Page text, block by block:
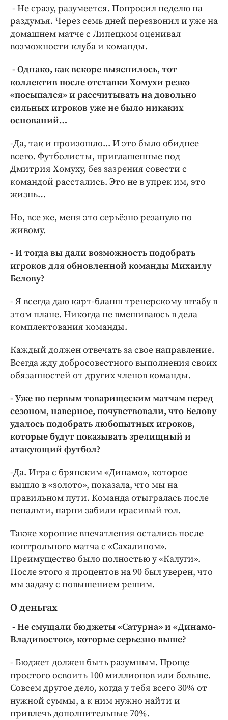
- Не сразу, разумеется. Попросил неделю на
раздумья. Через семь дней перезвонил и уже на
домашнем матче с Липецком оценивал
возможности клуба и команды.
- Однако, как вскоре выяснилось, тот
коллектив после отставки Хомухи резко
«посыпался» и рассчитывать на довольно
сильных игроков уже не было никаких
оснований…
-Да, так и произошло... И это было обиднее
всего. Футболисты, приглашенные под
Дмитрия Хомуху, без зазрения совести с
командой расстались. Это не в упрек им, это
жизнь…
Но, все же, меня это серьёзно резануло по
живому.
- И тогда вы дали возможность подобрать
игроков для обновленной команды Михаилу
Белову?
- Я всегда даю карт-бланш тренерскому штабу в
этом плане. Никогда не вмешиваюсь в дела
комплектования команды.
Каждый должен отвечать за свое направление.
Всегда жду добросовестного выполнения своих
обязанностей от других членов команды.
- Уже по первым товарищеским матчам перед
сезоном, наверное, почувствовали, что Белову
удалось подобрать любопытных игроков,
которые будут показывать зрелищный и
атакующий футбол?
-Да. Игра с брянским «Динамо», которое
вышло в «золото», показала, что мы на
правильном пути. Команда отыгралась после
пенальти, парни забили красивый гол.
Также хорошие впечатления остались после
контрольного матча с «Сахалином».
Преимущество было полностью у «Калуги».
После этого я процентов на 90 был уверен, что
мы задачу с повышением решим.
О деньгах
- Не смущали бюджеты «Сатурна» и «Динамо-
Владивосток», которые серьезно выше?
- Бюджет должен быть разумным. Проще
простого освоить 100 миллионов или больше.
Совсем другое дело, когда у тебя всего 30% от
нужной суммы, а к ним нужно найти и
привлечь дополнительные 70%.